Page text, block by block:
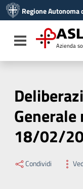
Vai al menu di
Vai al footer
Regione Autonoma
Toggle navigation
ASL
Azienda
18/02/
Condividi